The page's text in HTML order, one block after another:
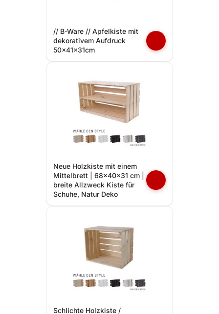
// B-Ware // Apfelkiste mit
dekorativem Aufdruck
50x41x31cm
Neue Holzkiste mit einem
Mittelbrett | 68x40x31 cm |
breite Allzweck Kiste für
Schuhe, Natur Deko
Schlichte Holzkiste /